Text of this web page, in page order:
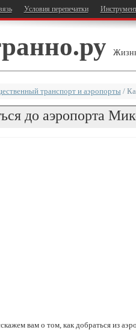
Условия перепечатки
транспорт и аэропорты/
до аэропорта
вам о том, как добраться из